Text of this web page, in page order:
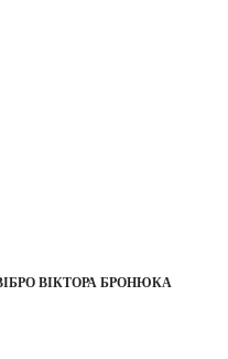
ВІКТОРА БРОНЮКА